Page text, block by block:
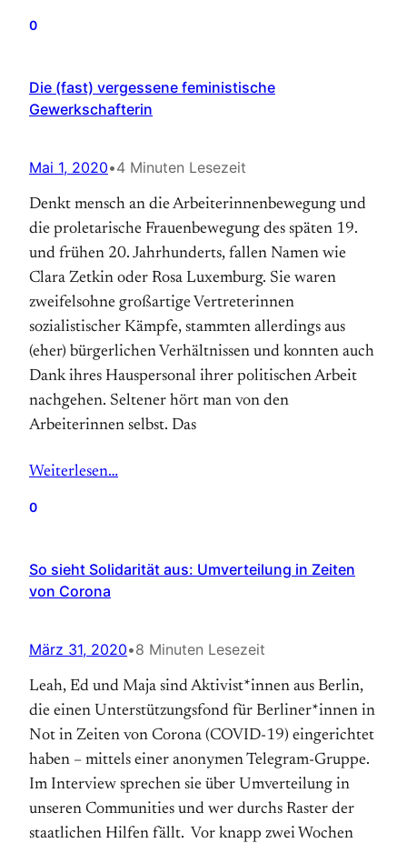
0
Die (fast) vergessene feministische
Gewerkschafterin
Mai 1, 2020•4 Minuten Lesezeit
Denkt mensch an die Arbeiterinnenbewegung und
die proletarische Frauenbewegung des späten 19.
und frühen 20. Jahrhunderts, fallen Namen wie
Clara Zetkin oder Rosa Luxemburg. Sie waren
zweifelsohne großartige Vertreterinnen
sozialistischer Kämpfe, stammten allerdings aus
(eher) bürgerlichen Verhältnissen und konnten auch
Dank ihres Hauspersonal ihrer politischen Arbeit
nachgehen. Seltener hört man von den
Arbeiterinnen selbst. Das
Weiterlesen…
0
So sieht Solidarität aus: Umverteilung in Zeiten
von Corona
März 31, 2020•8 Minuten Lesezeit
Leah, Ed und Maja sind Aktivist*innen aus Berlin,
die einen Unterstützungsfond für Berliner*innen in
Not in Zeiten von Corona (COVID-19) eingerichtet
haben – mittels einer anonymen Telegram-Gruppe.
Im Interview sprechen sie über Umverteilung in
unseren Communities und wer durchs Raster der
staatlichen Hilfen fällt. Vor knapp zwei Wochen